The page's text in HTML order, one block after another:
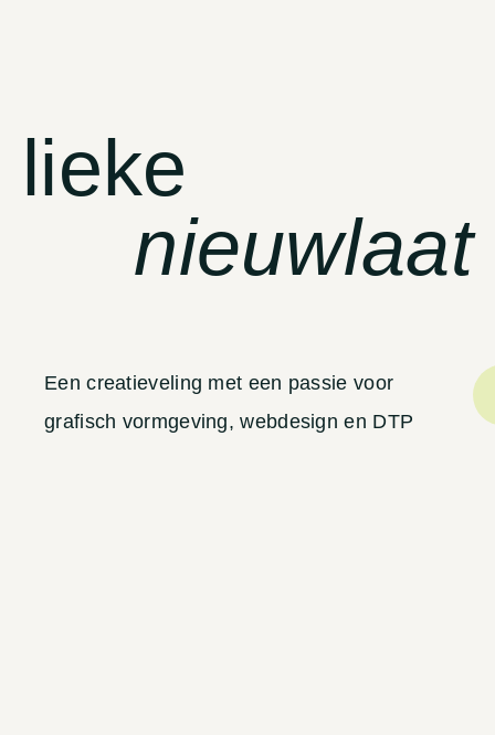
lieke
nieuwlaat
Een creatieveling met een passie voor
grafisch vormgeving, webdesign en DTP